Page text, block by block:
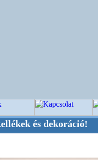
dekoráció!